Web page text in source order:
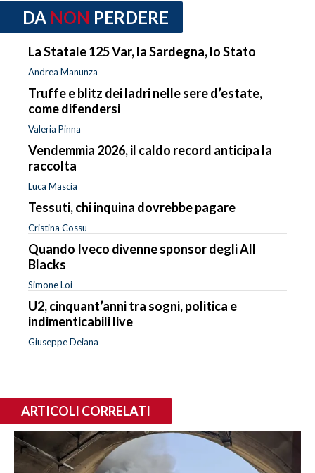
DA NON PERDERE
La Statale 125 Var, la Sardegna, lo Stato
Andrea Manunza
Truffe e blitz dei ladri nelle sere d’estate,
come difendersi
Valeria Pinna
Vendemmia 2026, il caldo record anticipa la
raccolta
Luca Mascia
Tessuti, chi inquina dovrebbe pagare
Cristina Cossu
Quando Iveco divenne sponsor degli All
Blacks
Simone Loi
U2, cinquant’anni tra sogni, politica e
indimenticabili live
Giuseppe Deiana
ARTICOLI CORRELATI